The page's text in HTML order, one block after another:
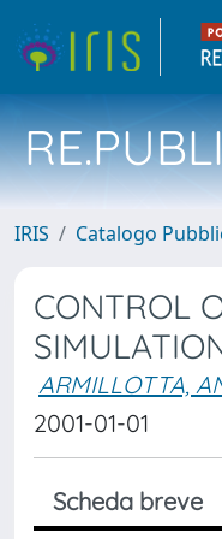
IRIS Catalogo
CONTROL
ARMILLOTTA,
2001-01-01
Scheda breve